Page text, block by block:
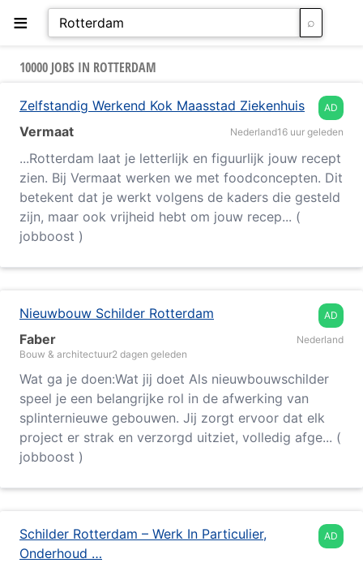
≡
10000 JOBS IN ROTTERDAM
AD
Zelfstandig Werkend Kok Maasstad Ziekenhuis
Vermaat
Nederland16 uur geleden
...Rotterdam laat je letterlijk en figuurlijk jouw recept
zien. Bij Vermaat werken we met foodconcepten. Dit
betekent dat je werkt volgens de kaders die gesteld
zijn, maar ook vrijheid hebt om jouw recep... (
jobboost )
AD
Nieuwbouw Schilder Rotterdam
Faber
Nederland
Bouw & architectuur2 dagen geleden
Wat ga je doen:Wat jij doet Als nieuwbouwschilder
speel je een belangrijke rol in de afwerking van
splinternieuwe gebouwen. Jij zorgt ervoor dat elk
project er strak en verzorgd uitziet, volledig afge... (
jobboost )
AD
Schilder Rotterdam – Werk In Particulier,
Onderhoud …